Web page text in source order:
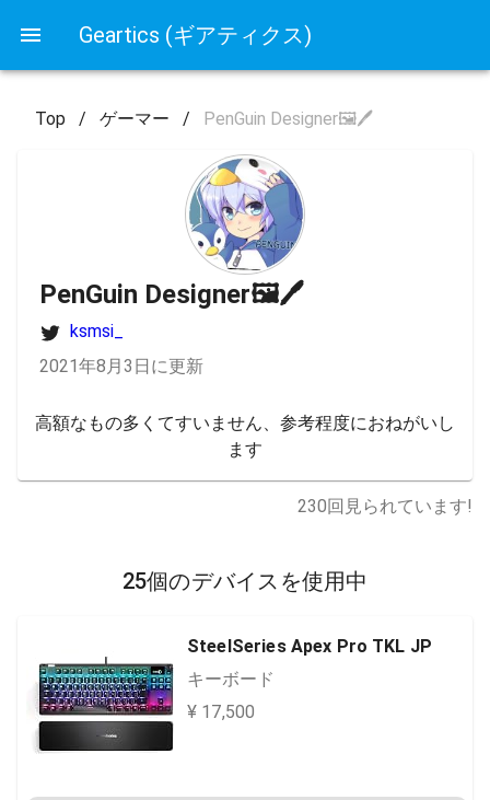
Geartics (ギアティクス)
Top / ゲーマー / PenGuin Designer🖼🖊
PenGuin Designer🖼🖊
ksmsi_
2021年8月3日に更新
高額なもの多くてすいません、参考程度におねがいし
ます
230回見られています!
25個のデバイスを使用中
SteelSeries Apex Pro TKL JP
キーボード
¥ 17,500